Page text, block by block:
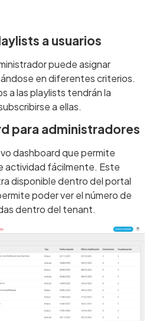
a usuarios
puede asignar
en diferentes criterios.
a las playlists tendrán la
a ellas.
para administradores
dashboard que permite
actividad fácilmente. Este
disponible dentro del portal
poder ver el número de
dentro del tenant.